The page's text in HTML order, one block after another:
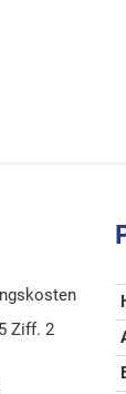
Ziff. 2